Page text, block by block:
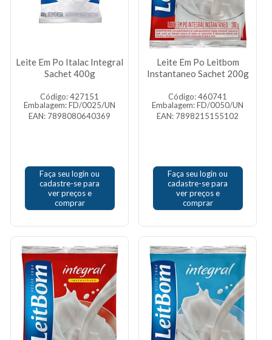
Leite Em Po Italac Integral
Sachet 400g
Código: 427151
Embalagem: FD/0025/UN
EAN: 7898080640369
Faça seu login ou
cadastre-se para
ver preços e
comprar
Leite Em Po Leitbom
Instantaneo Sachet 200g
Código: 460741
Embalagem: FD/0050/UN
EAN: 7898215155102
Faça seu login ou
cadastre-se para
ver preços e
comprar